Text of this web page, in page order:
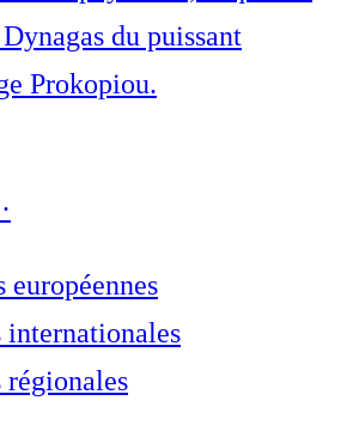
du puissant
Prokopiou.
·
européennes
internationales